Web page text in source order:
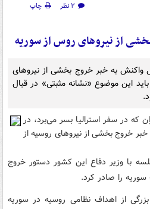
۲ نظر
چاپ
از نیروهای روس از سوریه
واکنش به خبر خروج بخشی از نیروهای
این موضوع «نشانه مثبتی» در قبال
که در سفر استرالیا بسر می‌برد، در
خروج بخشی از نیروهای روسیه از
با وزیر دفاع این کشور دستور خروج
را صادر کرد.
از اهداف نظامی روسیه در سوریه